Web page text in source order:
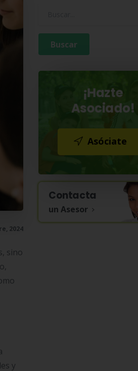
2024
sino
y
¡Hazte
Asociado!
Asóciate
Contacta
un Asesor